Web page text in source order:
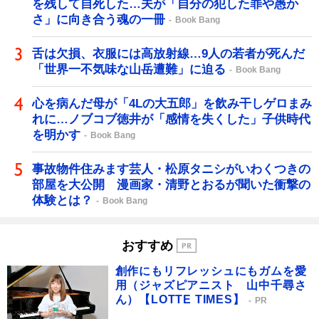
を残して自死した…夫が「自分の犯した罪や愚か
さ」に向き合う魂の一冊
Book Bang
舌は欠損、衣服には高放射線…9人の若者が死んだ
「世界一不気味な山岳遭難」に迫る
Book Bang
心を病んだ母が「4Lの大五郎」を飲み干しゲロまみ
れに…ノブコブ徳井が「感情を失くした」子供時代
を明かす
Book Bang
事故物件住みます芸人・松原タニシがいわくつきの
部屋を大公開 漫画家・清野とおるが聞いた衝撃の
体験とは？
Book Bang
おすすめ
創作にもリフレッシュにもガムを愛
用（ジャズピアニスト 山中千尋さ
ん）【LOTTE TIMES】
PR